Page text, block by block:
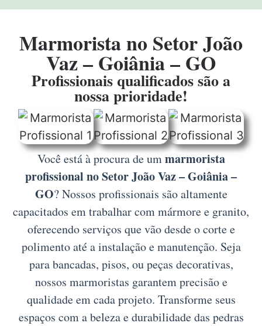
Marmorista no Setor João
Vaz – Goiânia – GO
Profissionais qualificados são a
nossa prioridade!
Você está à procura de ummarmorista
profissional no Setor João Vaz – Goiânia –
GO? Nossos profissionais são altamente
capacitados em trabalhar com mármore e granito,
oferecendo serviços que vão desde o corte e
polimento até a instalação e manutenção. Seja
para bancadas, pisos, ou peças decorativas,
nossos marmoristas garantem precisão e
qualidade em cada projeto. Transforme seus
espaços com a beleza e durabilidade das pedras